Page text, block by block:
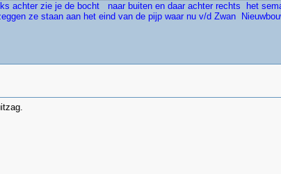
achter zie je de bocht naar buiten en daar achter rechts het
ze staan aan het eind van de pijp waar nu v/d Zwan